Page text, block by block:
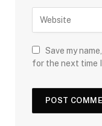
Save my
for the next time